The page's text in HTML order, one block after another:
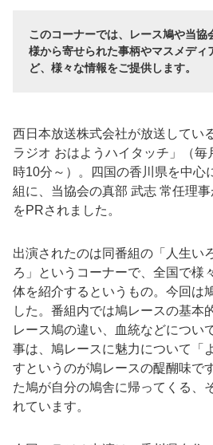
このコーナーでは、レース鳩や当協
様から寄せられた事柄やマスメディ
ど、様々な情報をご提供します。
西日本放送株式会社が放送してい
ラジオ おはようハイタッチ」（
時10分～）。四国の香川県を中心
組に、当協会の真部 武志 常任理
をPRされました。
出演されたのは同番組の「人生い
ろ」というコーナーで、全国で様
体を紹介するというもの。今回は
した。番組内では鳩レースの基本
レース鳩の違い、血統などについ
事は、鳩レースに魅力について「
すというのが鳩レースの醍醐味で
た鳩が自分の鳩舎に帰ってくる、
れています。